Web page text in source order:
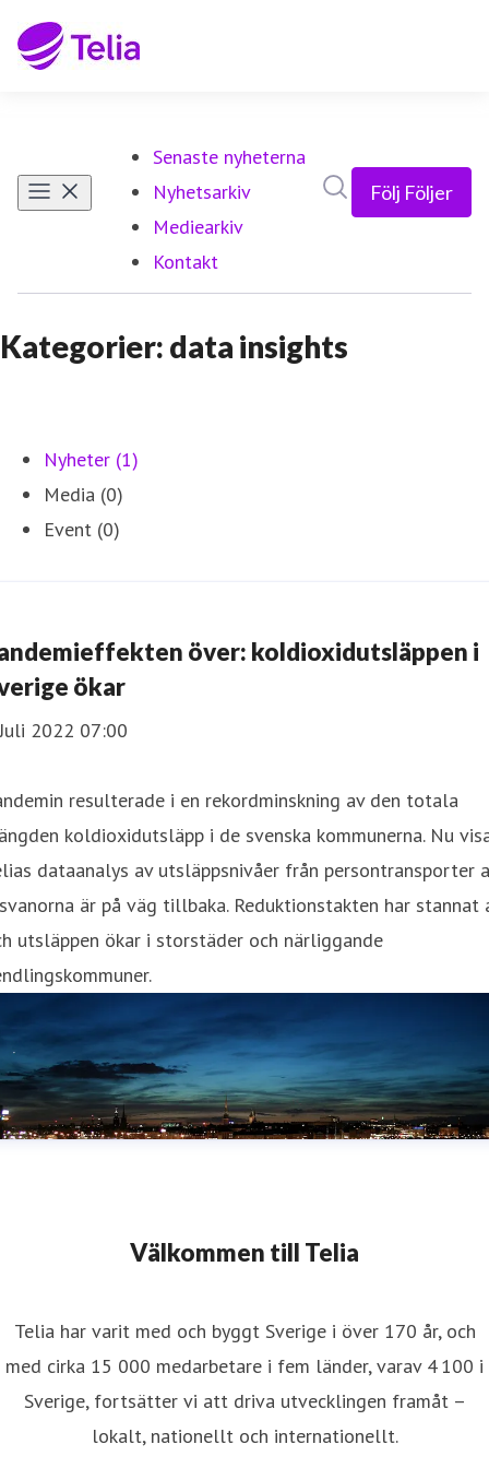
Senaste nyheterna
Nyhetsarkiv
Mediearkiv
Kontakt
Följ Följer
Kategorier: data insights
Nyheter (1)
Media (0)
Event (0)
över: koldioxidutsläppen i
ökar
2022 07:00
resulterade i en rekordminskning av den totala
koldioxidutsläpp i de svenska kommunerna. Nu
dataanalys av utsläppsnivåer från persontransporter
är på väg tillbaka. Reduktionstakten har stannat
utsläppen ökar i storstäder och närliggande
Välkommen till Telia
Telia har varit med och byggt Sverige i över 170 år, och
med cirka 15 000 medarbetare i fem länder, varav 4 100 i
Sverige, fortsätter vi att driva utvecklingen framåt –
lokalt, nationellt och internationellt.